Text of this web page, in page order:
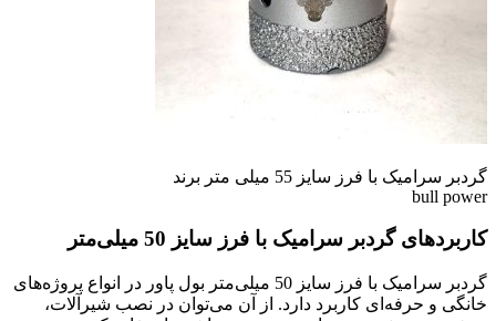
گردبر سرامیک با فرز سایز 55 میلی متر برند
bull power
کاربردهای گردبر سرامیک با فرز سایز 50 میلی‌متر
گردبر سرامیک با فرز سایز 50 میلی‌متر بول پاور در انواع پروژه‌های
خانگی و حرفه‌ای کاربرد دارد. از آن می‌توان در نصب شیرآلات،